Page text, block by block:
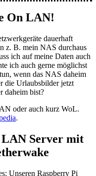
On LAN!
dauerhaft
z. B. mein NAS durchaus
ich auf meine Daten auch
ich auch gerne möglichst
wenn das NAS daheim
die Urlaubsbilder jetzt
daheim bist?
oder auch kurz WoL.
.
LAN Server mit
Unseren Raspberry Pi